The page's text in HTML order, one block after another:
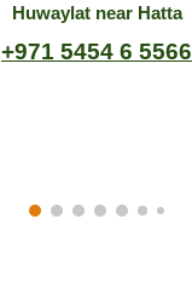
Huwaylat near Hatta
+971 5454 6 5566